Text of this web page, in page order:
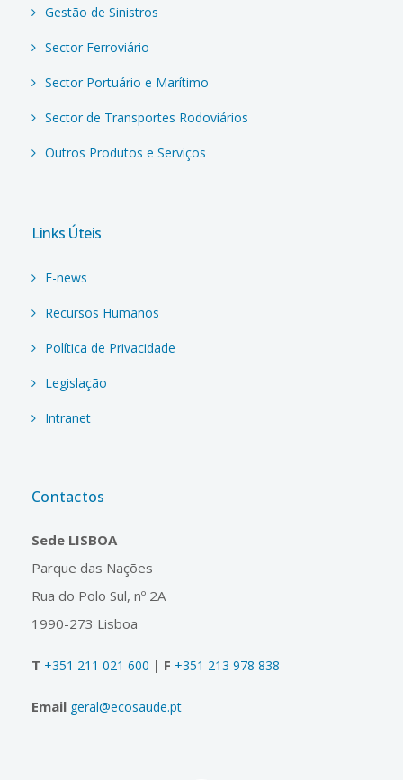
Gestão de Sinistros
Sector Ferroviário
Sector Portuário e Marítimo
Sector de Transportes Rodoviários
Outros Produtos e Serviços
Links Úteis
E-news
Recursos Humanos
Política de Privacidade
Legislação
Intranet
Contactos
Sede LISBOA
Parque das Nações
Rua do Polo Sul, nº 2A
1990-273 Lisboa
T +351 211 021 600 | F +351 213 978 838
Email geral@ecosaude.pt